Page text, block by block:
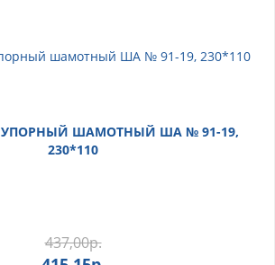
ШАМОТНЫЙ ША № 91-19,
230*110
437,00р.